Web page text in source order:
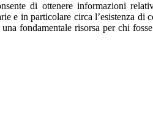
di ottenere informazioni
e in particolare circa l’esistenza
fondamentale risorsa per chi